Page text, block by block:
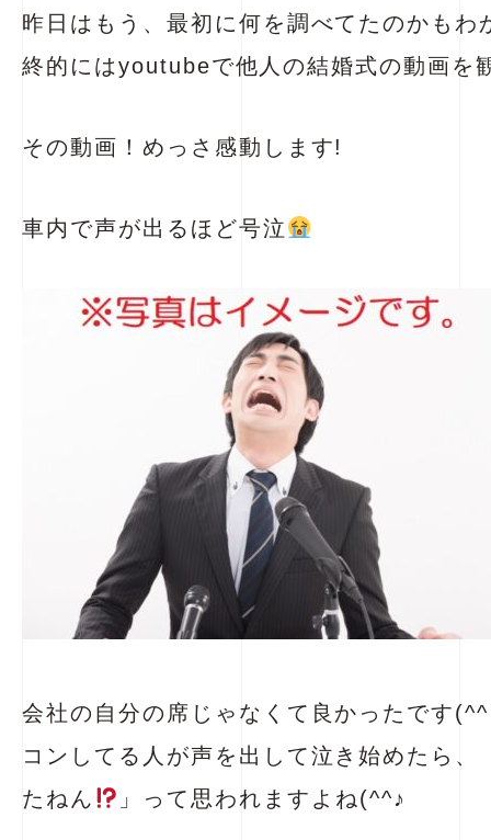
昨日はもう、最初に何を調べてたのかもわ
終的にはyoutubeで他人の結婚式の動画を
その動画！めっさ感動します!
車内で声が出るほど号泣
会社の自分の席じゃなくて良かったです
コンしてる人が声を出して泣き始めたら、
たねん
」って思われますよね(^^♪